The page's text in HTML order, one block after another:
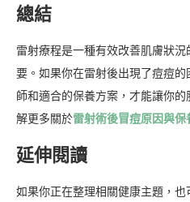
總結
雷射療程是一種有效改善肌膚狀
要。如果你在雷射後出現了痘痘
師和適合的保養方案，才能讓你
解更多關於雷射術後冒痘原因與保
延伸閱讀
如果你正在整理相關健康主題，也